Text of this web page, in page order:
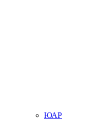
ЮАР